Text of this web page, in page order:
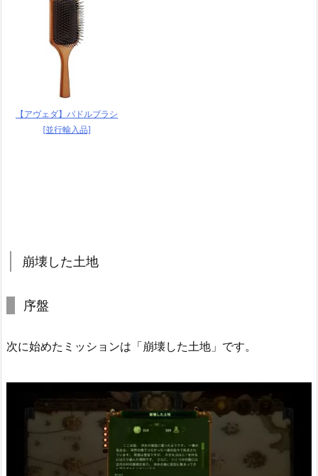
【アヴェダ】パドルブラシ
[並行輸入品]
崩壊した土地
序盤
次に始めたミッションは「崩壊した土地」です。